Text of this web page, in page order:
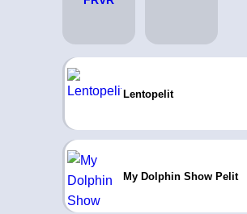
Lentopelit
My Dolphin Show Pelit